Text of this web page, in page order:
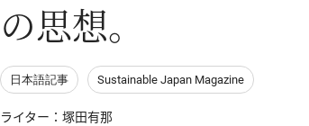
の思想。
日本語記事 Sustainable Japan Magazine
ライター：塚田有那